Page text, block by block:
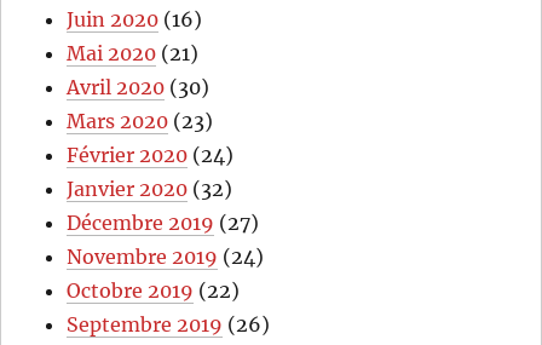
Juin 2020 (16)
Mai 2020 (21)
Avril 2020 (30)
Mars 2020 (23)
Février 2020 (24)
Janvier 2020 (32)
Décembre 2019 (27)
Novembre 2019 (24)
Octobre 2019 (22)
Septembre 2019 (26)